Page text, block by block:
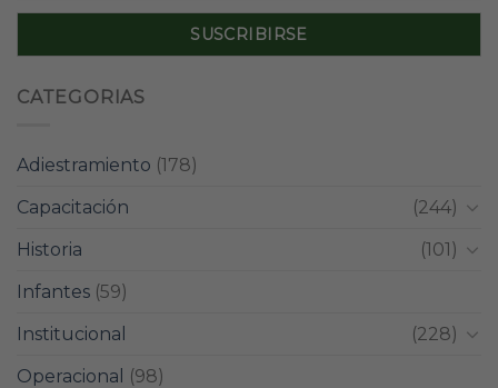
CATEGORIAS
Adiestramiento (178)
Capacitación
(244)
Historia
(101)
Infantes (59)
Institucional
(228)
Operacional
(98)